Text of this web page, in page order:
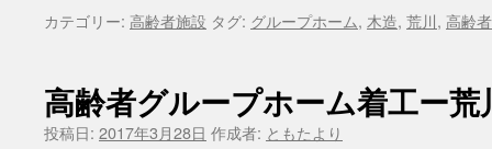
カテゴリー: 高齢者施設 タグ: グループホーム, 木造, 荒川, 高齢者
高齢者グループホーム着工ー荒
投稿日: 2017年3月28日 作成者: ともたより